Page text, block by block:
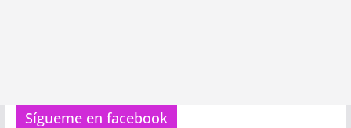
Sígueme en facebook